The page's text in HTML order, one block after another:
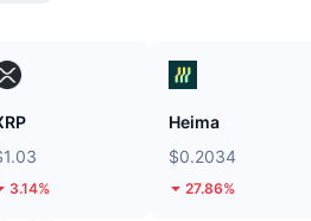
3.14%
Heima
$0.2034
27.86%